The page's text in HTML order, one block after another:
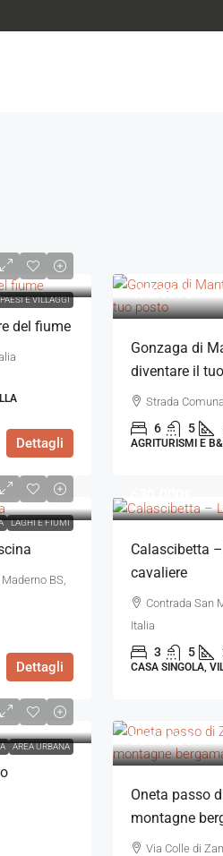
PAESI E VILLAGGI
del fiume
Dettagli
498.000€
Gonzaga di
diventare il
Strada
6 5
AGRITURISMI E
LAGHI E FIUMI
BS,
Dettagli
Calascibetta
cavaliere
Contrada San
Italia
3 5
CASA SINGOLA,
AREA URBANA 800.000€
Oneta passo
montagne
Via Colle di